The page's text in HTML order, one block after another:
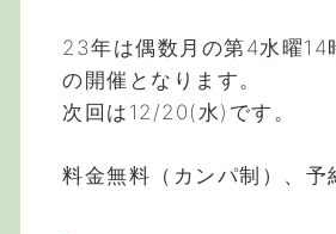
23年は偶数月の第4水曜14
の開催となります。
次回は12/20(水)です。
料金無料（カンパ制）、予